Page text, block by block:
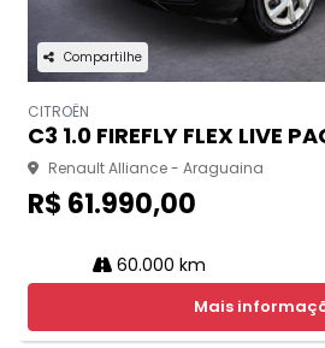
Compartilhe
CITROËN
C3 1.0 FIREFLY FLEX LIVE
Renault Alliance - Araguaina
R$ 61.990,00
60.000 km
Mais